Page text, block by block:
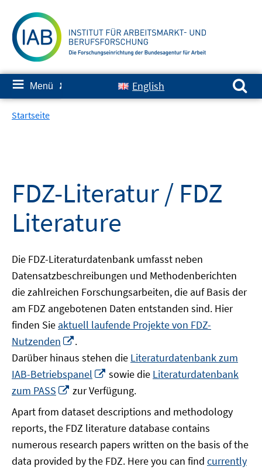
zum
Inhalt
≡ Menü ✘ English
Suchen nach:
Startseite
FDZ-Literatur / FDZ
Literature
Die FDZ-Literaturdatenbank umfasst neben
Datensatzbeschreibungen und Methodenberichten
die zahlreichen Forschungsarbeiten, die auf Basis der
am FDZ angebotenen Daten entstanden sind. Hier
finden Sie aktuell laufende Projekte von FDZ-
Nutzenden
neuem
Fenster
öffnen
.
Darüber hinaus stehen die Literaturdatenbank zum
IAB-Betriebspanel
In
neuem
Fenster
öffnen
sowie die Literaturdatenbank
zum PASS
In
Fenster
öffnen
zur Verfügung.
Apart from dataset descriptions and methodology
reports, the FDZ literature database contains
numerous research papers written on the basis of the
data provided by the FDZ. Here you can find currently